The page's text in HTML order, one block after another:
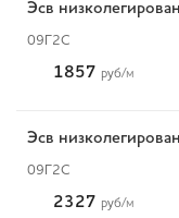
Эсв
09Г2С
1857 руб/м
Эсв
09Г2С
2327 руб/м